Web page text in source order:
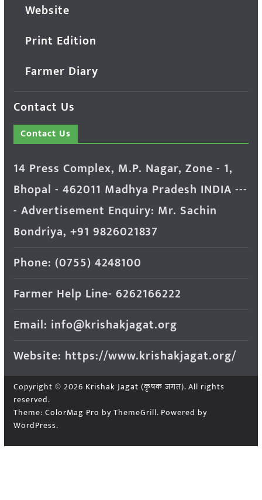
Website
Print Edition
Farmer Diary
Contact Us
Contact Us
14 Press Complex, M.P. Nagar, Zone - 1,
Bhopal - 462011 Madhya Pradesh INDIA ---
- Advertisement Enquiry: Mr. Sachin
Bondriya, +91 9826021837
Phone: (0755) 4248100
Farmer Help Line- 6262166222
Email: info@krishakjagat.org
Website: https://www.krishakjagat.org/
Copyright © 2026 Krishak Jagat (कृषक जगत). All rights
reserved.
Theme: ColorMag Pro by ThemeGrill. Powered by
WordPress.